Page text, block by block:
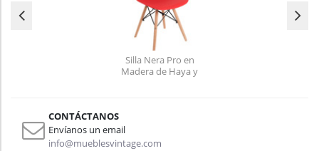
Silla Nera Pro en
Madera de Haya y
CONTÁCTANOS
Envíanos un email
info@mueblesvintage.com